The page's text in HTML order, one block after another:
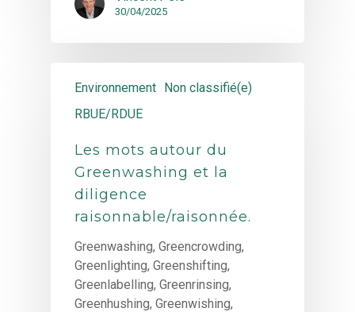
30/04/2025
Environnement Non classifié(e)
RBUE/RDUE
Les mots autour du
Greenwashing et la
diligence
raisonnable/raisonnée.
Greenwashing, Greencrowding,
Greenlighting, Greenshifting,
Greenlabelling, Greenrinsing,
Greenhushing, Greenwishing,